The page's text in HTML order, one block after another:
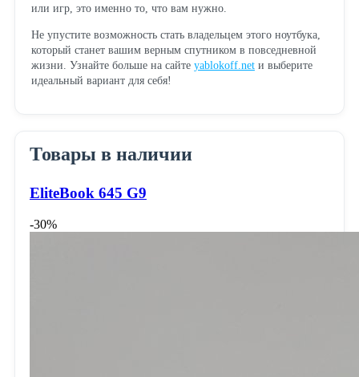
или игр, это именно то, что вам нужно.
Не упустите возможность стать владельцем этого ноутбука,
который станет вашим верным спутником в повседневной
жизни. Узнайте больше на сайте yablokoff.netи выберите
идеальный вариант для себя!
Товары в наличии
EliteBook 645 G9
-30%